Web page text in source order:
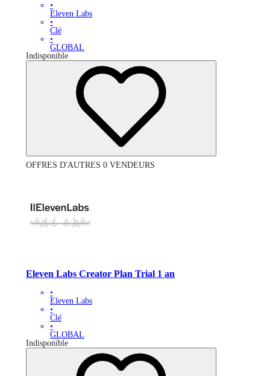
•
Eleven Labs
•
Clé
•
GLOBAL
Indisponible
OFFRES D'AUTRES 0 VENDEURS
Eleven Labs Creator Plan Trial 1 an
•
Eleven Labs
•
Clé
•
GLOBAL
Indisponible